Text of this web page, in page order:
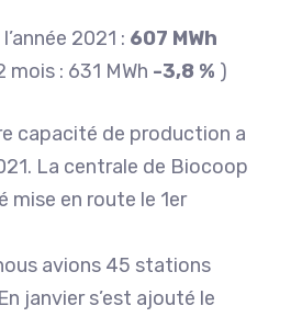
2021 : 607 MWh
mois : 631 MWh -3,8 % )
capacité de production a
La centrale de Biocoop
mise en route le 1er
avions 45 stations
janvier s’est ajouté le